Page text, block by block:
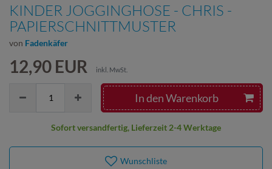
KINDER JOGGINGHOSE - CHRIS -
PAPIERSCHNITTMUSTER
von Fadenkäfer
12,90 EUR inkl. MwSt.
In den Warenkorb
Sofort versandfertig, Lieferzeit 2-4 Werktage
Wunschliste